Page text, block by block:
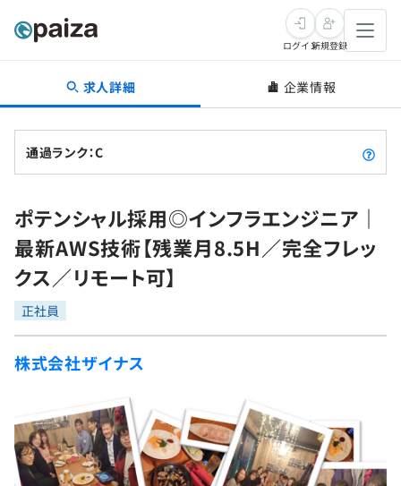
転職・キャリア
転職成功ガイド
転職エージェント
インタビュー
転職成功ガイド
新卒就活
求人検索
本選考
インターン
新卒エージェント
イベント・セミナー
インタビュー
学習
問題集
4択課題
リファレンス
プログラミング言語
再チャレンジ結果一覧
ゲーム・マンガ
paiza times
note
ログイン新規登録
求人詳細 企業情報
通過ランク：C
ポテンシャル採用◎インフラエンジニア｜
最新AWS技術【残業月8.5H／完全フレッ
クス／リモート可】
正社員
株式会社ザイナス